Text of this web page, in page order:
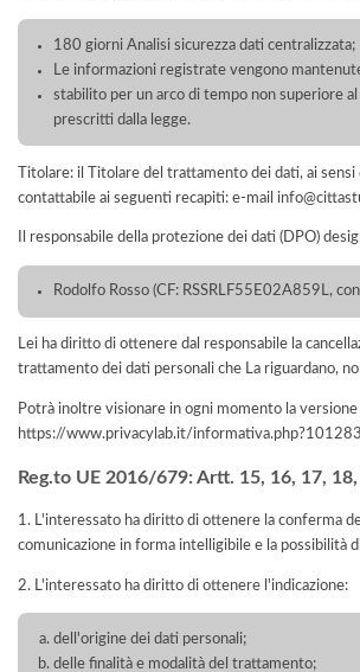
180 giorni Analisi sicurezza dati centralizzata;
Le informazioni registrate vengono
stabilito per un arco di tempo non superiore
prescritti dalla legge.
Titolare: il Titolare del trattamento dei dati, ai
contattabile ai seguenti recapiti: e-mail
Il responsabile della protezione dei dati (DPO)
Rodolfo Rosso (CF: RSSRLF55E02A859L,
Lei ha diritto di ottenere dal responsabile la
trattamento dei dati personali che La riguardano,
Potrà inoltre visionare in ogni momento la
https://www.privacylab.it/
Reg.to UE 2016/679: Artt. 15, 16, 17,
1. L'interessato ha diritto di ottenere la conferma
comunicazione in forma intelligibile e la possibilità
2. L'interessato ha diritto di ottenere l'indicazione:
dell'origine dei dati personali;
delle finalità e modalità del trattamento;